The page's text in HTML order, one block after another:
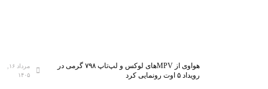
هواوی از MPVهای لوکس و لپ‌تاپ ۷۹۸ گرمی در
رویداد ۵ اوت رونمایی کرد
۱۴۰۵